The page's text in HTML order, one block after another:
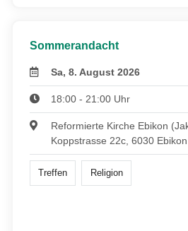
Sommerandacht
Sa, 8. August 2026
18:00 - 21:00 Uhr
Reformierte Kirche Ebikon
Koppstrasse 22c, 6030 Ebikon
Treffen Religion